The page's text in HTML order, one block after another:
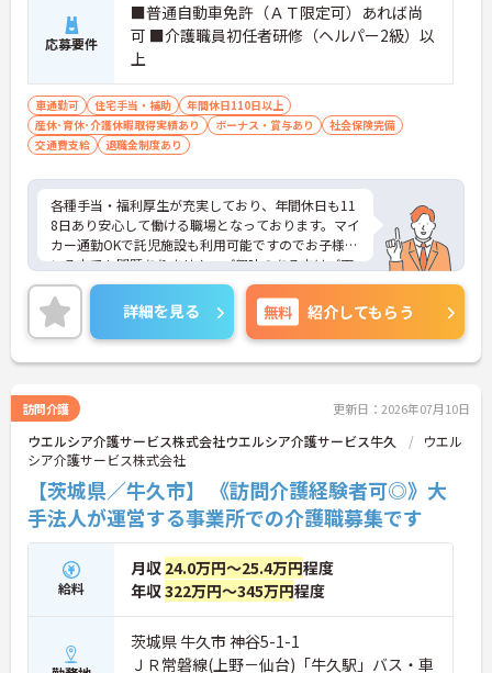
応募要件
■普通自動車免許（ＡＴ限定可）あれば尚
可 ■介護職員初任者研修（ヘルパー2級）以
上
車通勤可 住宅手当・補助
年間休日110日以上
産休･育休･介護休暇取得実績あり
ボーナス・賞与あり
社会保険完備
交通費支給
退職金制度あり
各種手当・福利厚生が充実しており、年間休日も11
8日あり安心して働ける職場となっております。マイ
カー通勤OKで託児施設も利用可能ですのでお子様の
いる方でも問題ありません。ご興味のある方はご面
接ポイントお伝えしますのでご気軽にお問い合わせ
ください。
詳細を見る 無料 紹介してもらう
訪問介護 更新日：2026年07月10日
ウエルシア介護サービス株式会社ウエルシア介護サービス牛久
ウエル
シア介護サービス株式会社
【茨城県／牛久市】 《訪問介護経験者可◎》大
手法人が運営する事業所での介護職募集です
給料
月収 24.0万円～25.4万円程度
年収322万円～345万円程度
茨城県 牛久市 神谷5-1-1
ＪＲ常磐線(上野－仙台)「牛久駅」バス・車